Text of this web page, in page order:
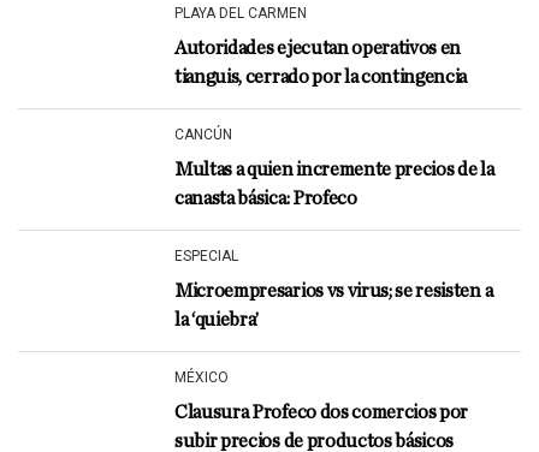
PLAYA DEL CARMEN
Autoridades ejecutan operativos en
tianguis, cerrado por la contingencia
CANCÚN
Multas a quien incremente precios de la
canasta básica: Profeco
ESPECIAL
Microempresarios vs virus; se resisten a
la ‘quiebra’
MÉXICO
Clausura Profeco dos comercios por
subir precios de productos básicos